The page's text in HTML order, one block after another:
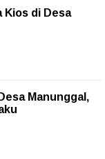
Kios di Desa
Manunggal,